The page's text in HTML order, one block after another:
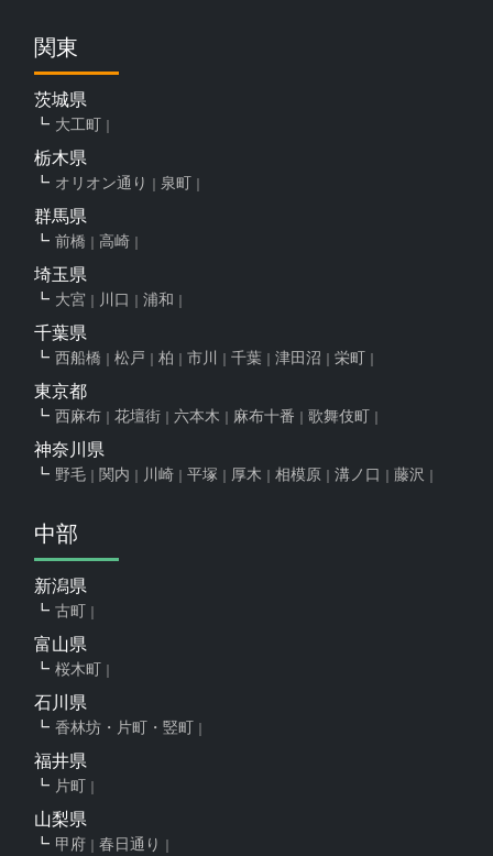
関東
茨城県
大工町
栃木県
オリオン通り 泉町
群馬県
前橋 高崎
埼玉県
大宮 川口 浦和
千葉県
西船橋 松戸 柏 市川 千葉 津田沼 栄町
東京都
西麻布 花壇街 六本木 麻布十番 歌舞伎町
神奈川県
野毛 関内 川崎 平塚 厚木 相模原 溝ノ口 藤沢
中部
新潟県
古町
富山県
桜木町
石川県
香林坊・片町・竪町
福井県
片町
山梨県
甲府 春日通り